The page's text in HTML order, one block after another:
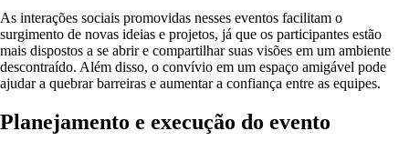
As interações sociais promovidas nesses eventos facilitam o
surgimento de novas ideias e projetos, já que os participantes estão
mais dispostos a se abrir e compartilhar suas visões em um ambiente
descontraído. Além disso, o convívio em um espaço amigável pode
ajudar a quebrar barreiras e aumentar a confiança entre as equipes.
Planejamento e execução do evento